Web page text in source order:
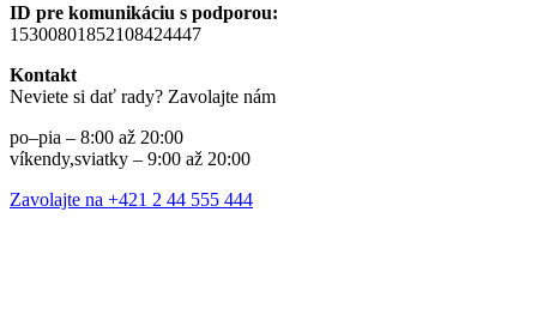
ID pre komunikáciu s podporou:
15300801852108424447
Kontakt
Neviete si dať rady? Zavolajte nám
po–pia – 8:00 až 20:00
víkendy,sviatky – 9:00 až 20:00
Zavolajte na +421 2 44 555 444